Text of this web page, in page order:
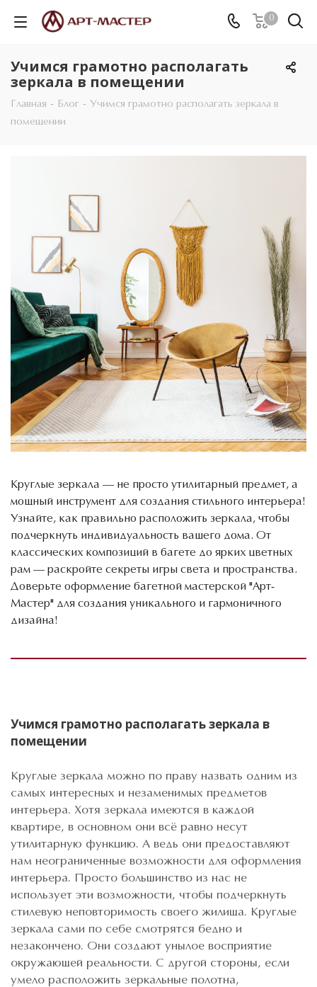
0
Учимся грамотно располагать
зеркала в помещении
Главная - Блог - Учимся грамотно располагать зеркала в
помещении
Круглые зеркала — не просто утилитарный предмет, а
мощный инструмент для создания стильного интерьера!
Узнайте, как правильно расположить зеркала, чтобы
подчеркнуть индивидуальность вашего дома. От
классических композиций в багете до ярких цветных
рам — раскройте секреты игры света и пространства.
Доверьте оформление багетной мастерской "Арт-
Мастер" для создания уникального и гармоничного
дизайна!
Учимся грамотно располагать зеркала в
помещении
Круглые зеркала можно по праву назвать одним из
самых интересных и незаменимых предметов
интерьера. Хотя зеркала имеются в каждой
квартире, в основном они всё равно несут
утилитарную функцию. А ведь они предоставляют
нам неограниченные возможности для оформления
интерьера. Просто большинство из нас не
использует эти возможности, чтобы подчеркнуть
стилевую неповторимость своего жилища. Круглые
зеркала сами по себе смотрятся бедно и
незакончено. Они создают унылое восприятие
окружающей реальности. С другой стороны, если
умело расположить зеркальные полотна,